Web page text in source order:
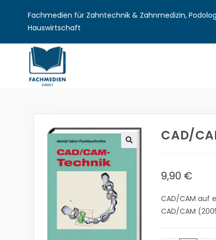
Fachmedien für Zahntechnik & Zahnmedizin,
Hauswirtschaft
CAD/
9,90 €
CAD/CAM auf
CAD/CAM